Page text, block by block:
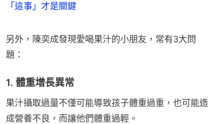
「這事」才是關鍵
另外，陳奕成發現愛喝果汁的小朋友，常有3大問
題：
1. 體重增長異常
果汁攝取過量不僅可能導致孩子體重過重，也可能造
成營養不良，而讓他們體重過輕。